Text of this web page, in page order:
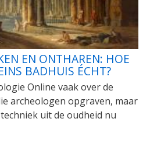
EN ONTHAREN: HOE
BADHUIS ÉCHT?
Online vaak over de
archeologen opgraven, maar
uit de oudheid nu